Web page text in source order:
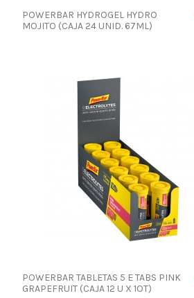
POWERBAR HYDROGEL HYDRO
MOJITO (CAJA 24 UNID. 67ML)
POWERBAR TABLETAS 5 E TABS PINK
GRAPEFRUIT (CAJA 12 U X 1OT)